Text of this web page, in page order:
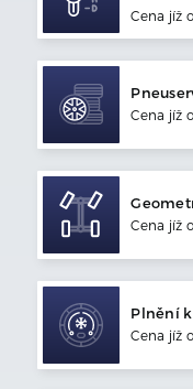
Cena jíž
Cena jíž
Cena jíž
Plnění
Cena jíž